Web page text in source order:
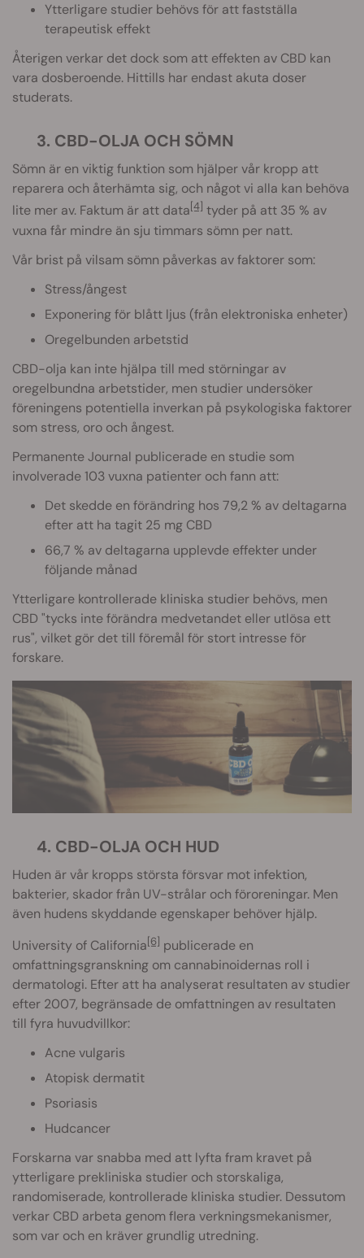
Ytterligare studier behövs för att fastställa
terapeutisk effekt
Återigen verkar det dock som att effekten av CBD kan
vara dosberoende. Hittills har endast akuta doser
studerats.
3. CBD-OLJA OCH SÖMN
Sömn är en viktig funktion som hjälper vår kropp att
reparera och återhämta sig, och något vi alla kan behöva
lite mer av. Faktum är att data[4] tyder på att 35 % av
vuxna får mindre än sju timmars sömn per natt.
Vår brist på vilsam sömn påverkas av faktorer som:
Stress/ångest
Exponering för blått ljus (från elektroniska enheter)
Oregelbunden arbetstid
CBD-olja kan inte hjälpa till med störningar av
oregelbundna arbetstider, men studier undersöker
föreningens potentiella inverkan på psykologiska faktorer
som stress, oro och ångest.
Permanente Journal publicerade en studie som
involverade 103 vuxna patienter och fann att:
Det skedde en förändring hos 79,2 % av deltagarna
efter att ha tagit 25 mg CBD
66,7 % av deltagarna upplevde effekter under
följande månad
Ytterligare kontrollerade kliniska studier behövs, men
CBD "tycks inte förändra medvetandet eller utlösa ett
rus", vilket gör det till föremål för stort intresse för
forskare.
4. CBD-OLJA OCH HUD
Huden är vår kropps största försvar mot infektion,
bakterier, skador från UV-strålar och föroreningar. Men
även hudens skyddande egenskaper behöver hjälp.
University of California[6] publicerade en
omfattningsgranskning om cannabinoidernas roll i
dermatologi. Efter att ha analyserat resultaten av studier
efter 2007, begränsade de omfattningen av resultaten
till fyra huvudvillkor:
Acne vulgaris
Atopisk dermatit
Psoriasis
Hudcancer
Forskarna var snabba med att lyfta fram kravet på
ytterligare prekliniska studier och storskaliga,
randomiserade, kontrollerade kliniska studier. Dessutom
verkar CBD arbeta genom flera verkningsmekanismer,
som var och en kräver grundlig utredning.